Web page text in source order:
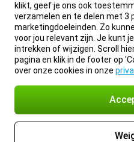
klikt, geef je ons ook
verzamelen en te delen met 3
marketingdoeleinden. Zo
voor jou relevant zijn. Je kunt
intrekken of wijzigen. Scroll
pagina en klik in de footer op
over onze cookies in onze